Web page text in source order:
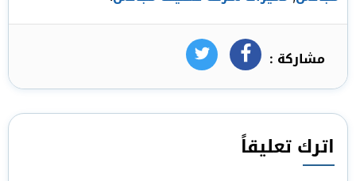
مشاركة : فيسبوكتويتر
اترك تعليقاً